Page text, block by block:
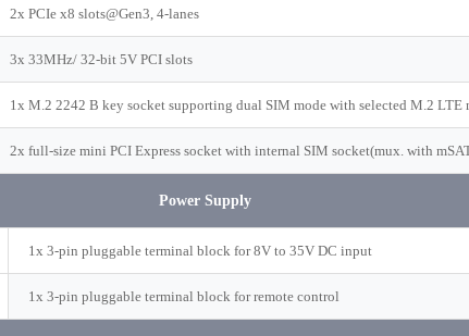
2x PCIe x8 slots@Gen3, 4-lanes
3x 33MHz/ 32-bit 5V PCI slots
1x M.2 2242 B key socket supporting dual SIM mode with selected M.2 LTE
2x full-size mini PCI Express socket with internal SIM socket(mux. with
Power Supply
1x 3-pin pluggable terminal block for 8V to 35V DC input
1x 3-pin pluggable terminal block for remote control